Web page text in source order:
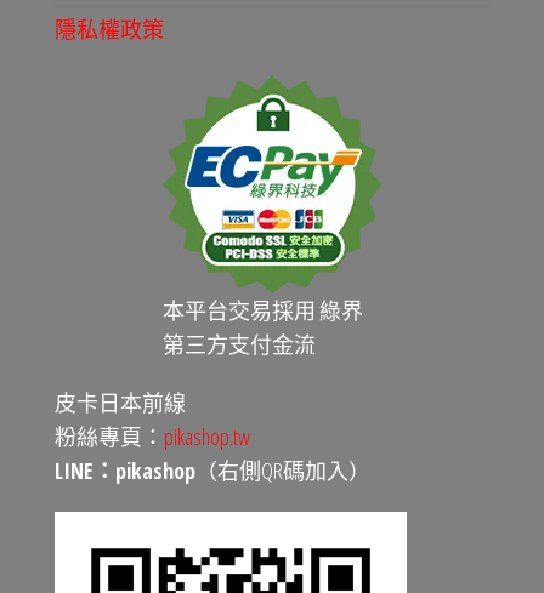
隱私權政策
本平台交易採用 綠界
第三方支付金流
皮卡日本前線
粉絲專頁： pikashop.tw
LINE：pikashop （右側QR碼加入）